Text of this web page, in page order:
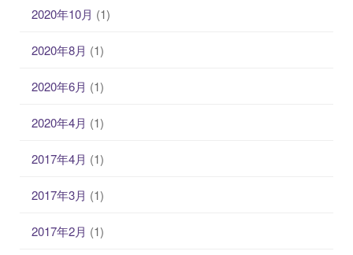
2020年10月 (1)
2020年8月 (1)
2020年6月 (1)
2020年4月 (1)
2017年4月 (1)
2017年3月 (1)
2017年2月 (1)